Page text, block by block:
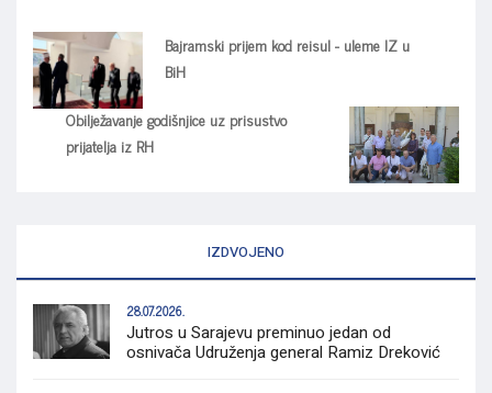
Bajramski prijem kod reisul - uleme IZ u
BiH
Obilježavanje godišnjice uz prisustvo
prijatelja iz RH
IZDVOJENO
28.07.2026.
Jutros u Sarajevu preminuo jedan od
osnivača Udruženja general Ramiz Dreković